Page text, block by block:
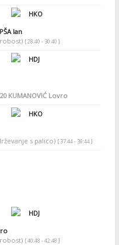
HKO
Ian
[ 28:40 - 30:40 ]
HDJ
KUMANOVIĆ Lovro
HKO
s palico) [ 37:44 - 39:44 ]
HDJ
[ 40:48 - 42:48 ]